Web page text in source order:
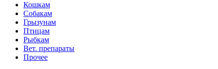
Кошкам
Собакам
Грызунам
Птицам
Рыбкам
Вет. препараты
Прочее